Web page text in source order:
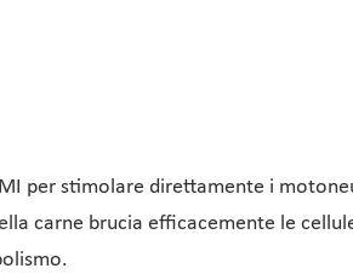
per stimolare direttamente i
carne brucia efficacemente le